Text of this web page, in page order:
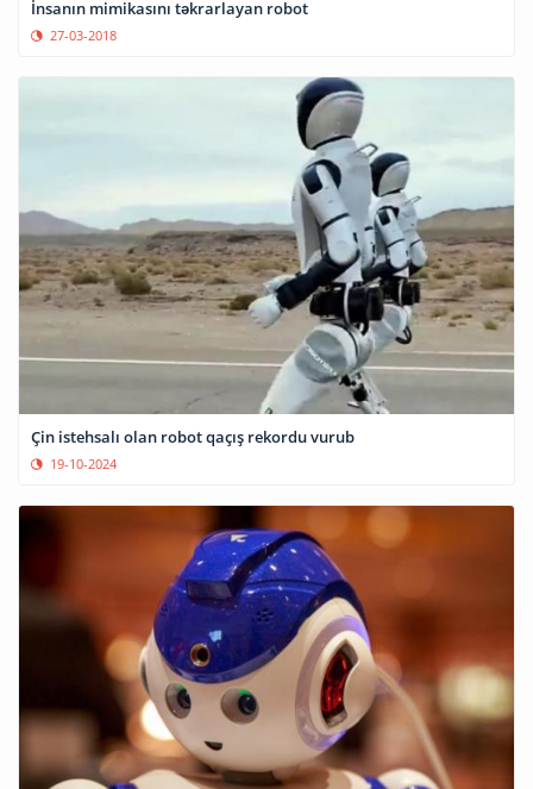
İnsanın mimikasını təkrarlayan robot
27-03-2018
Çin istehsalı olan robot qaçış rekordu vurub
19-10-2024